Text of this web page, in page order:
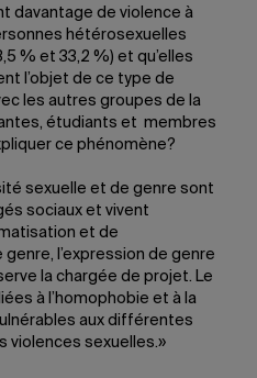
davantage de violence à
hétérosexuelles
% et 33,2 %) et qu’elles
l’objet de ce type de
les autres groupes de la
étudiants et membres
ce phénomène?
sexuelle et de genre sont
sociaux et vivent
et de
l’expression de genre
la chargée de projet. Le
à l’homophobie et à la
aux différentes
violences sexuelles.»